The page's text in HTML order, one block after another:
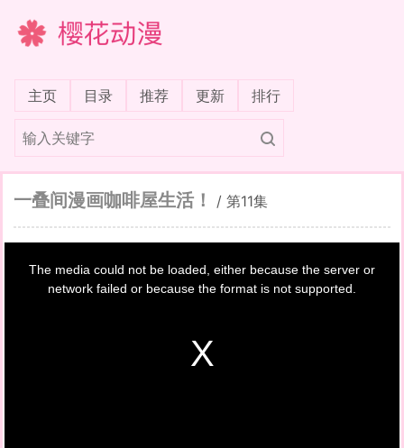
樱花动漫
主页(current)
目录 推荐 更新 排行
一叠间漫画咖啡屋生活！ / 第11集